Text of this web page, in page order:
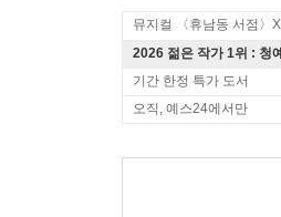
2026 젊은 작가 1위 : 청예
기간 한정 특가 도서
오직, 예스24에서만